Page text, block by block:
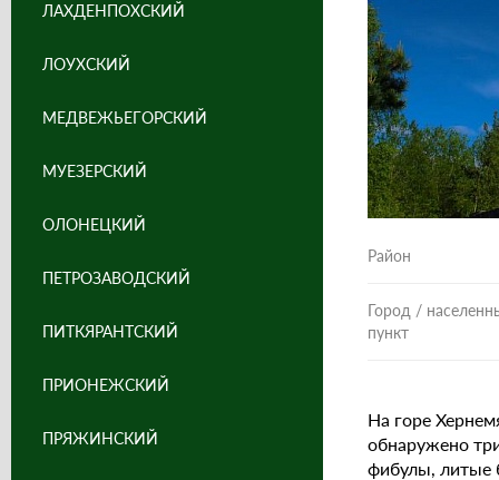
Район
Город /
пункт
На горе
обнаружено
фибулы, литые
ЛАХДЕНПОХСКИЙ
ЛОУХСКИЙ
МЕДВЕЖЬЕГОРСКИЙ
МУЕЗЕРСКИЙ
ОЛОНЕЦКИЙ
ПЕТРОЗАВОДСКИЙ
ПИТКЯРАНТСКИЙ
ПРИОНЕЖСКИЙ
ПРЯЖИНСКИЙ